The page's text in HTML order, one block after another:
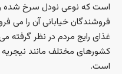
است که نوعی نودل سرخ شده
فروشندگان خیابانی آن را می
غذای رایج مردم در نظر گرفته
کشورهای مختلف مانند نیجریه و
است.